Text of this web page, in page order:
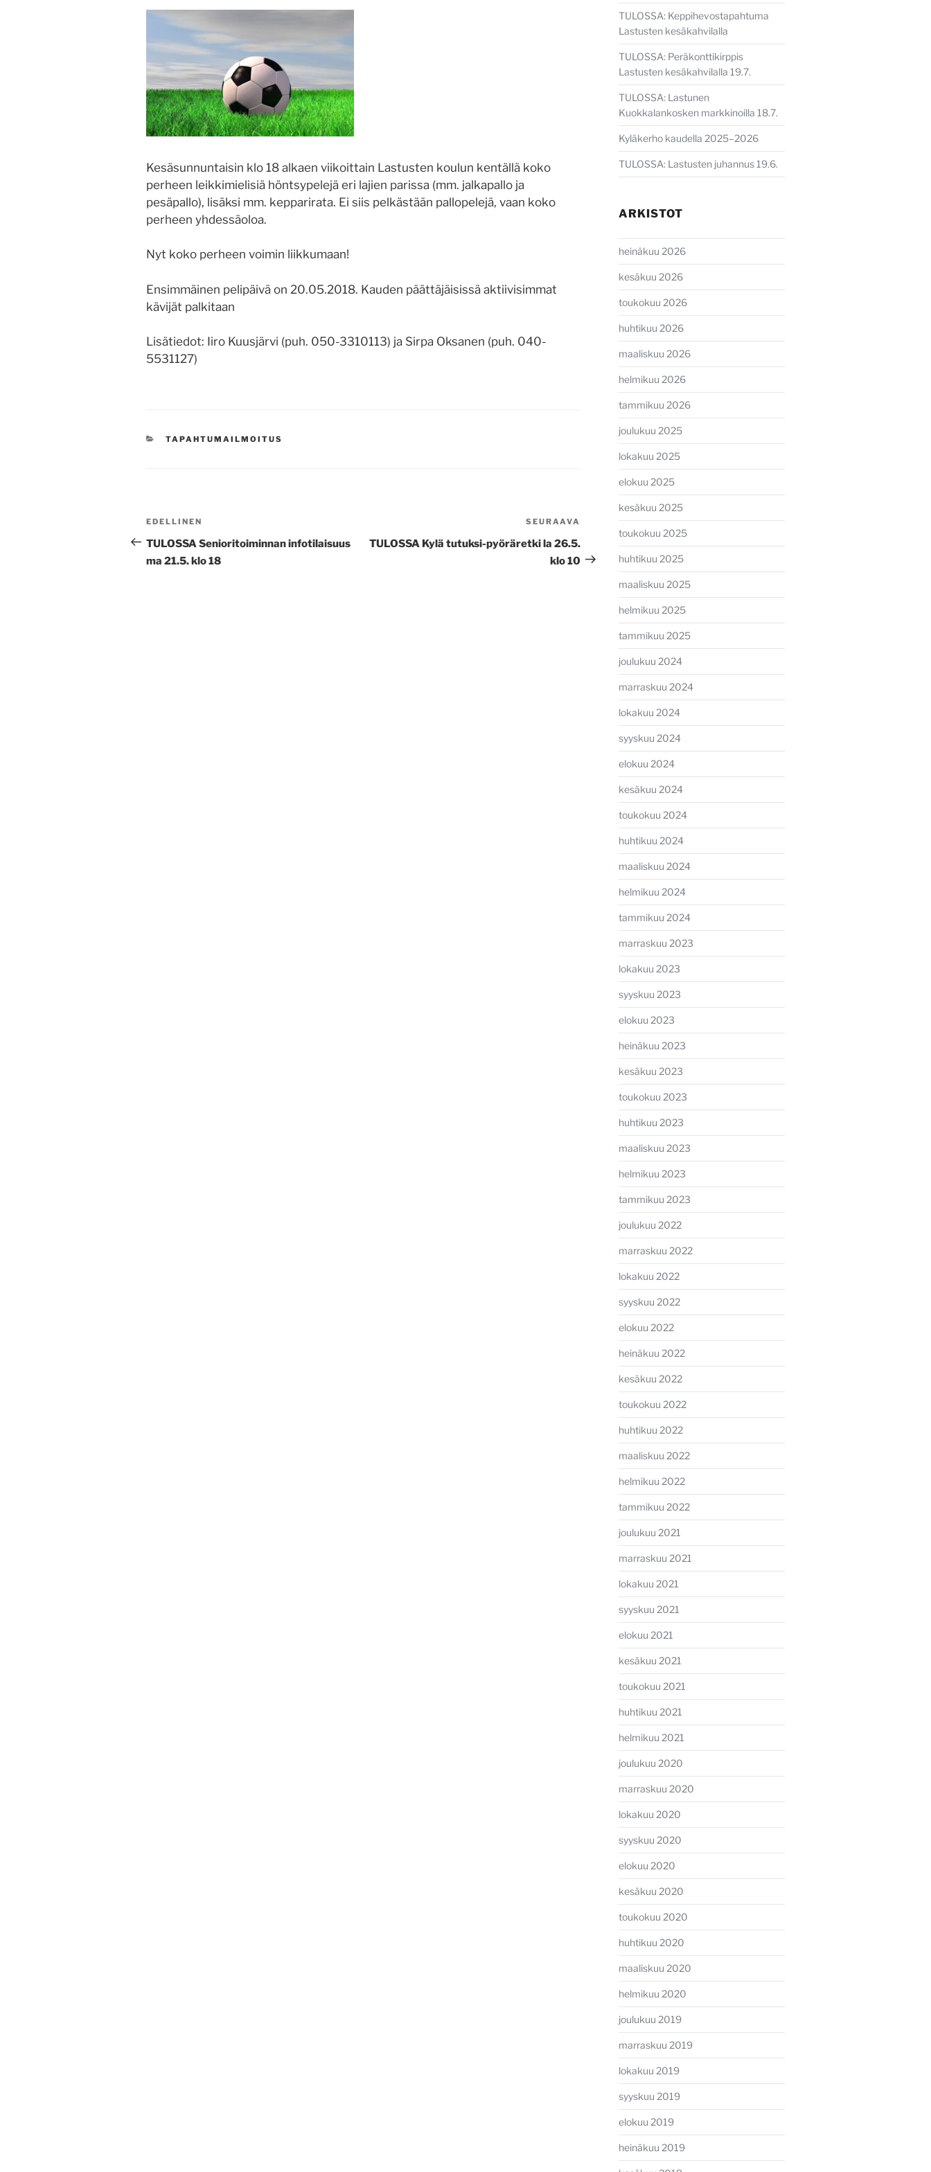
Kesäsunnuntaisin klo 18 alkaen viikoittain Lastusten koulun kentällä koko
perheen leikkimielisiä höntsypelejä eri lajien parissa (mm. jalkapallo ja
pesäpallo), lisäksi mm. kepparirata. Ei siis pelkästään pallopelejä, vaan koko
perheen yhdessäoloa.
Nyt koko perheen voimin liikkumaan!
Ensimmäinen pelipäivä on 20.05.2018. Kauden päättäjäisissä aktiivisimmat
kävijät palkitaan
Lisätiedot: Iiro Kuusjärvi (puh. 050-3310113) ja Sirpa Oksanen (puh. 040-
5531127)
KATEGORIAT
TAPAHTUMAILMOITUS
Artikkelien
selaus
Edellinen
artikkeli
EDELLINEN
TULOSSA Senioritoiminnan infotilaisuus
ma 21.5. klo 18
Seuraava
artikkeli
SEURAAVA
TULOSSA Kylä tutuksi-pyöräretki la 26.5.
klo 10
TULOSSA: Keppihevostapahtuma
Lastusten kesäkahvilalla
TULOSSA: Peräkonttikirppis
Lastusten kesäkahvilalla 19.7.
TULOSSA: Lastunen
Kuokkalankosken markkinoilla 18.7.
Kyläkerho kaudella 2025–2026
TULOSSA: Lastusten juhannus 19.6.
ARKISTOT
heinäkuu 2026
kesäkuu 2026
toukokuu 2026
huhtikuu 2026
maaliskuu 2026
helmikuu 2026
tammikuu 2026
joulukuu 2025
lokakuu 2025
elokuu 2025
kesäkuu 2025
toukokuu 2025
huhtikuu 2025
maaliskuu 2025
helmikuu 2025
tammikuu 2025
joulukuu 2024
marraskuu 2024
lokakuu 2024
syyskuu 2024
elokuu 2024
kesäkuu 2024
toukokuu 2024
huhtikuu 2024
maaliskuu 2024
helmikuu 2024
tammikuu 2024
marraskuu 2023
lokakuu 2023
syyskuu 2023
elokuu 2023
heinäkuu 2023
kesäkuu 2023
toukokuu 2023
huhtikuu 2023
maaliskuu 2023
helmikuu 2023
tammikuu 2023
joulukuu 2022
marraskuu 2022
lokakuu 2022
syyskuu 2022
elokuu 2022
heinäkuu 2022
kesäkuu 2022
toukokuu 2022
huhtikuu 2022
maaliskuu 2022
helmikuu 2022
tammikuu 2022
joulukuu 2021
marraskuu 2021
lokakuu 2021
syyskuu 2021
elokuu 2021
kesäkuu 2021
toukokuu 2021
huhtikuu 2021
helmikuu 2021
joulukuu 2020
marraskuu 2020
lokakuu 2020
syyskuu 2020
elokuu 2020
kesäkuu 2020
toukokuu 2020
huhtikuu 2020
maaliskuu 2020
helmikuu 2020
joulukuu 2019
marraskuu 2019
lokakuu 2019
syyskuu 2019
elokuu 2019
heinäkuu 2019